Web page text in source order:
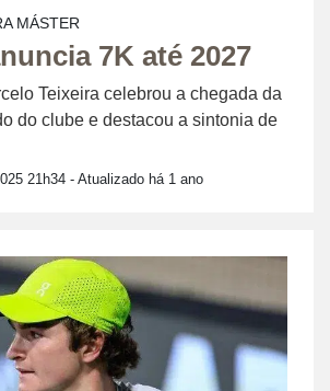
MÁSTER
7K até 2027
Teixeira celebrou a chegada da
do clube e destacou a sintonia de
21h34 - Atualizado há 1 ano